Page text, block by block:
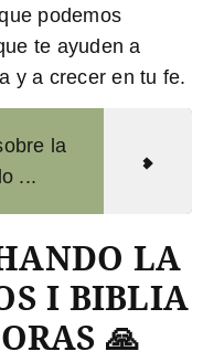
podemos
te ayuden a
y a crecer en tu fe.
la
...
LA
I BIBLIA
🙏